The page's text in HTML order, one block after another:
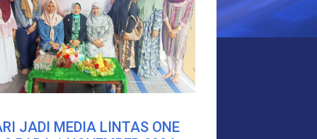
JADI MEDIA LINTAS ONE